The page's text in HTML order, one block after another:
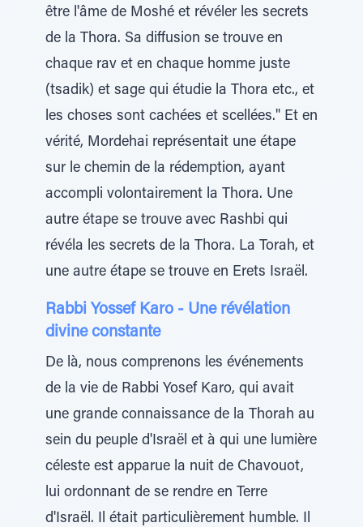
être l'âme de Moshé et révéler les secrets
de la Thora. Sa diffusion se trouve en
chaque rav et en chaque homme juste
(tsadik) et sage qui étudie la Thora etc., et
les choses sont cachées et scellées." Et en
vérité, Mordehai représentait une étape
sur le chemin de la rédemption, ayant
accompli volontairement la Thora. Une
autre étape se trouve avec Rashbi qui
révéla les secrets de la Thora. La Torah, et
une autre étape se trouve en Erets Israël.
Rabbi Yossef Karo - Une révélation
divine constante
De là, nous comprenons les événements
de la vie de Rabbi Yosef Karo, qui avait
une grande connaissance de la Thorah au
sein du peuple d'Israël et à qui une lumière
céleste est apparue la nuit de Chavouot,
lui ordonnant de se rendre en Terre
d'Israël. Il était particulièrement humble. Il